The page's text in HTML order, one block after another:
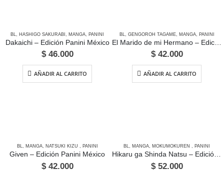
BL HASHIGO SAKURABI MANGA PANINI
Dakaichi – Edición Panini México
$46.000
AÑADIR AL CARRITO
BL GENGOROH TAGAME, MANGA, PANINI
$42.000
AÑADIR AL CARRITO
BL, MANGA, NATSUKI KIZU , PANINI
Given – Edición Panini México
$42.000
BL, MANGA, MOKUMOKUREN , PANINI
Hikaru ga Shinda Natsu – Edición Panini México
$52.000